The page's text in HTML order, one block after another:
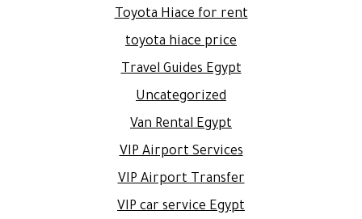
Toyota Hiace for rent
toyota hiace price
Travel Guides Egypt
Uncategorized
Van Rental Egypt
VIP Airport Services
VIP Airport Transfer
VIP car service Egypt